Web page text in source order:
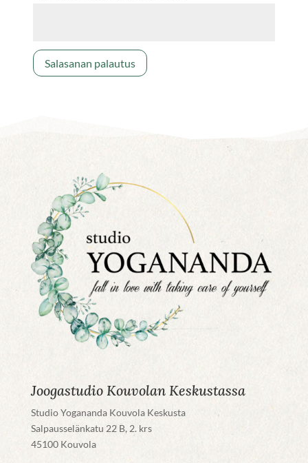
Salasanan palautus
Joogastudio Kouvolan Keskustassa
Studio Yogananda Kouvola Keskusta
Salpausselänkatu 22 B, 2. krs
45100 Kouvola